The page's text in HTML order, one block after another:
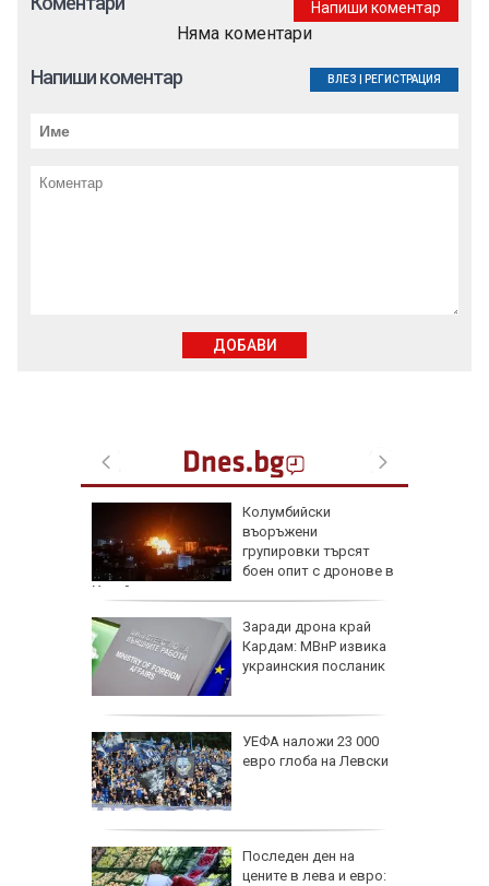
Колумбийски
въоръжени
групировки търсят
боен опит с дронове в
Украйна
Заради дрона край
Кардам: МВнР извика
украинския посланик
УЕФА наложи 23 000
евро глоба на Левски
Последен ден на
цените в лева и евро:
Напиши коментар
Няма коментари
Напиши коментар ВЛЕЗ РЕГИСТРАЦИЯ
ДОБАВИ